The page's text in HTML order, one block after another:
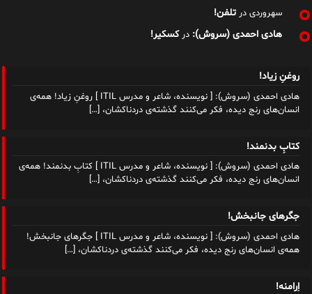
سهروردی در تلفن!
هادی احمدی (سروش): درکسکیر!
روغنِ زیاد!
هادی احمدی (سروش): [ نویسنده، شاعر و مدرس ITIL ] روغنِ زیاد! همه‌ی
انسان‌های رنج دیده، فکر می‌کنند گذشته‌ی دردناکشان، […]
کتابِ بدنمند!
هادی احمدی (سروش): [ نویسنده، شاعر و مدرس ITIL ] کتابِ بدنمند! همه‌ی
انسان‌های رنج دیده، فکر می‌کنند گذشته‌ی دردناکشان، […]
جگرهای جانبخش!
هادی احمدی (سروش): [ نویسنده، شاعر و مدرس ITIL ] جگرهای جانبخش!
همه‌ی انسان‌های رنج دیده، فکر می‌کنند گذشته‌ی دردناکشان، […]
اِرامنه!